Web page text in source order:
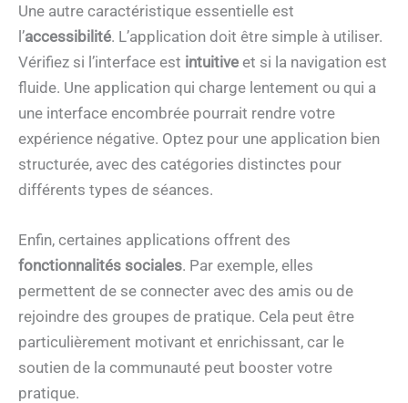
Une autre caractéristique essentielle est
l’accessibilité. L’application doit être simple à utiliser.
Vérifiez si l’interface est intuitive et si la navigation est
fluide. Une application qui charge lentement ou qui a
une interface encombrée pourrait rendre votre
expérience négative. Optez pour une application bien
structurée, avec des catégories distinctes pour
différents types de séances.
Enfin, certaines applications offrent des
fonctionnalités sociales. Par exemple, elles
permettent de se connecter avec des amis ou de
rejoindre des groupes de pratique. Cela peut être
particulièrement motivant et enrichissant, car le
soutien de la communauté peut booster votre
pratique.